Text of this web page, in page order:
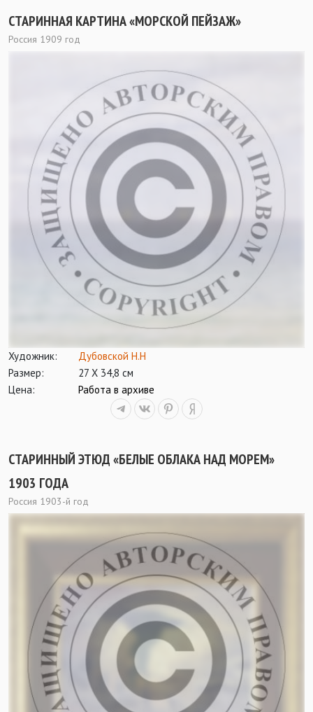
СТАРИННАЯ КАРТИНА «МОРСКОЙ ПЕЙЗАЖ»
Россия 1909 год
Художник:
Дубовской Н.Н
Размер:
27 Х 34,8 см
Цена:
Работа в архиве
СТАРИННЫЙ ЭТЮД «БЕЛЫЕ ОБЛАКА НАД МОРЕМ»
1903 ГОДА
Россия 1903-й год